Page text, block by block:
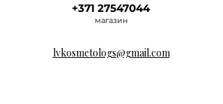
+371 27547044
магазин
lvkosmetologs@gmail.com